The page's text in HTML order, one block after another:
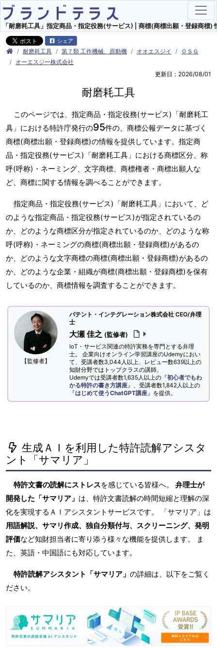
「耐磨耗工具」指定商品・指定役務(サービス) | 商標(商標出願・登録商標)
シェア
耐磨耗工具 第７類 工作機械、原動機 オオエスジイ
ＯＳＧ
オーエスジー株式会社
更新日：2026/08/01
耐磨耗工具
このページでは、指定商品・指定役務(サービス)「耐磨耗工
具」における特許庁発行の95件の、商標公報データに基づく
商標(商標出願・登録商標)の情報を提供しています。指定商
品・指定役務(サービス)「耐磨耗工具」における商標区分、称
呼(呼称)・ネーミング、文字商標、商標権者・商標出願人な
ど、商標に関する情報を調べることができます。
指定商品・指定役務(サービス)「耐磨耗工具」において、ど
のような指定商品・指定役務(サービス)が指定されているの
か、どのような商標区分が指定されているのか、どのような称
呼(呼称)・ネーミングの商標(商標出願・登録商標)があるの
か、どのような文字商標の商標(商標出願・登録商標)があるの
か、どのような企業・組織が商標(商標出願・登録商標)を保有
しているのか、商標情報を調査することができます。
【監修者】
パテント・インテグレーション株式会社 CEO/弁理
士
大瀬 佳之 (監修者)
IoT・サービス関連の特許実務を専門とする弁理
士。 企業向けオンライン学習講座のUdemyにおい
て、受講者数3,044人以上、レビュー数639以上の
知財分野ではトップクラスの講師。
Udemyでは受講者数1,635人以上の『初心者でもわ
かる特許の書き方講座 』、受講者数1,842人以上の
『はじめて使うChatGPT講座 』を提供。
生成ＡＩを利用した特許読解アシスタ
ント「サマリア」
特許文書の読解にストレスを感じている皆様へ。 弁理士が
開発した「サマリア」 は、特許文書読解の時間短縮と理解の深
化を実現するＡＩアシスタントサービスです。 「サマリア」は
用語解説、サマリ作成、独自分類付与、スクリーニング、発明
評価など知財担当者に寄り添う様々な機能を提供します。 ま
た、英語・中国語にも対応しています。
特許読解アシスタント「サマリア」 の詳細は、以下をご覧く
ださい。